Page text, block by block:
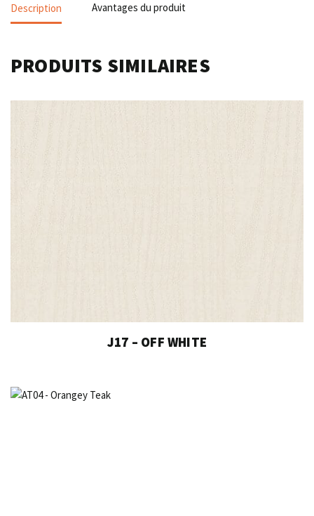
Description Avantages du produit
PRODUITS SIMILAIRES
J17 – OFF WHITE